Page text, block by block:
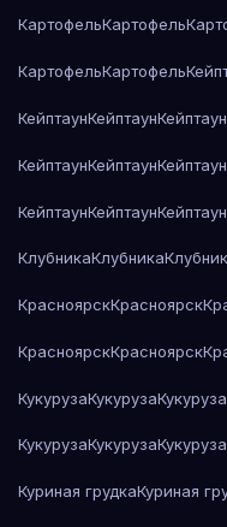
КартофельКартофель
КартофельКартофель
КейптаунКейптаунКейптаун
КейптаунКейптаунКейптаун
КейптаунКейптаунКейптаун
КлубникаКлубника
КрасноярскКрасноярск
КрасноярскКрасноярск
КукурузаКукурузаКукуруза
КукурузаКукурузаКукуруза
Куриная грудкаКуриная